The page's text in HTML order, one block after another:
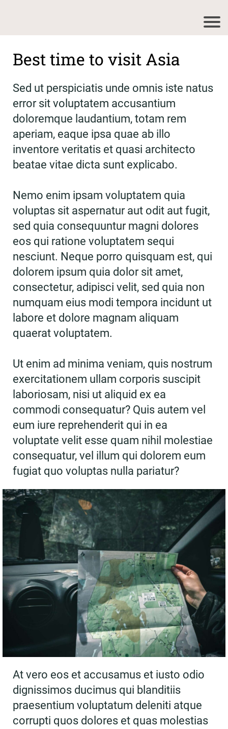
Best time to visit Asia
Sed ut perspiciatis unde omnis iste natus
error sit voluptatem accusantium
doloremque laudantium, totam rem
aperiam, eaque ipsa quae ab illo
inventore veritatis et quasi architecto
beatae vitae dicta sunt explicabo.
Nemo enim ipsam voluptatem quia
voluptas sit aspernatur aut odit aut fugit,
sed quia consequuntur magni dolores
eos qui ratione voluptatem sequi
nesciunt. Neque porro quisquam est, qui
dolorem ipsum quia dolor sit amet,
consectetur, adipisci velit, sed quia non
numquam eius modi tempora incidunt ut
labore et dolore magnam aliquam
quaerat voluptatem.
Ut enim ad minima veniam, quis nostrum
exercitationem ullam corporis suscipit
laboriosam, nisi ut aliquid ex ea
commodi consequatur? Quis autem vel
eum iure reprehenderit qui in ea
voluptate velit esse quam nihil molestiae
consequatur, vel illum qui dolorem eum
fugiat quo voluptas nulla pariatur?
At vero eos et accusamus et iusto odio
dignissimos ducimus qui blanditiis
praesentium voluptatum deleniti atque
corrupti quos dolores et quas molestias